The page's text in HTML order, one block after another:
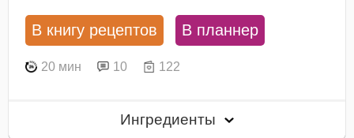
В книгу рецептов В планнер
20 мин 10 122
Ингредиенты